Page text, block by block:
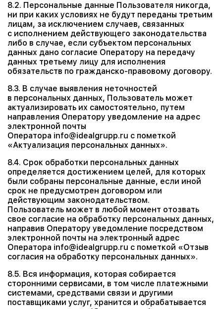
8.2. Персональные данные Пользователя никогда,
ни при каких условиях не будут переданы третьим
лицам, за исключением случаев, связанных
с исполнением действующего законодательства
либо в случае, если субъектом персональных
данных дано согласие Оператору на передачу
данных третьему лицу для исполнения
обязательств по гражданско-правовому договору.
8.3. В случае выявления неточностей
в персональных данных, Пользователь может
актуализировать их самостоятельно, путем
направления Оператору уведомление на адрес
электронной почты
Оператора info@idealgrupp.ru с пометкой
«Актуализация персональных данных».
8.4. Срок обработки персональных данных
определяется достижением целей, для которых
были собраны персональные данные, если иной
срок не предусмотрен договором или
действующим законодательством.
Пользователь может в любой момент отозвать
свое согласие на обработку персональных данных,
направив Оператору уведомление посредством
электронной почты на электронный адрес
Оператора info@idealgrupp.ru с пометкой «Отзыв
согласия на обработку персональных данных».
8.5. Вся информация, которая собирается
сторонними сервисами, в том числе платежными
системами, средствами связи и другими
поставщиками услуг, хранится и обрабатывается